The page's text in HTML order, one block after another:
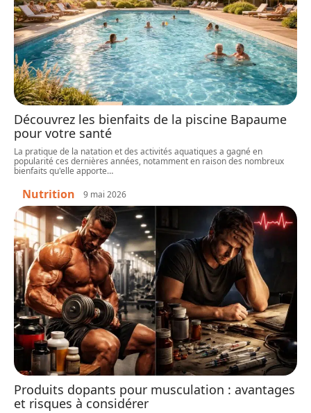
Découvrez les bienfaits de la piscine Bapaume
pour votre santé
La pratique de la natation et des activités aquatiques a gagné en
popularité ces dernières années, notamment en raison des nombreux
bienfaits qu'elle apporte…
Nutrition 9 mai 2026
Produits dopants pour musculation : avantages
et risques à considérer